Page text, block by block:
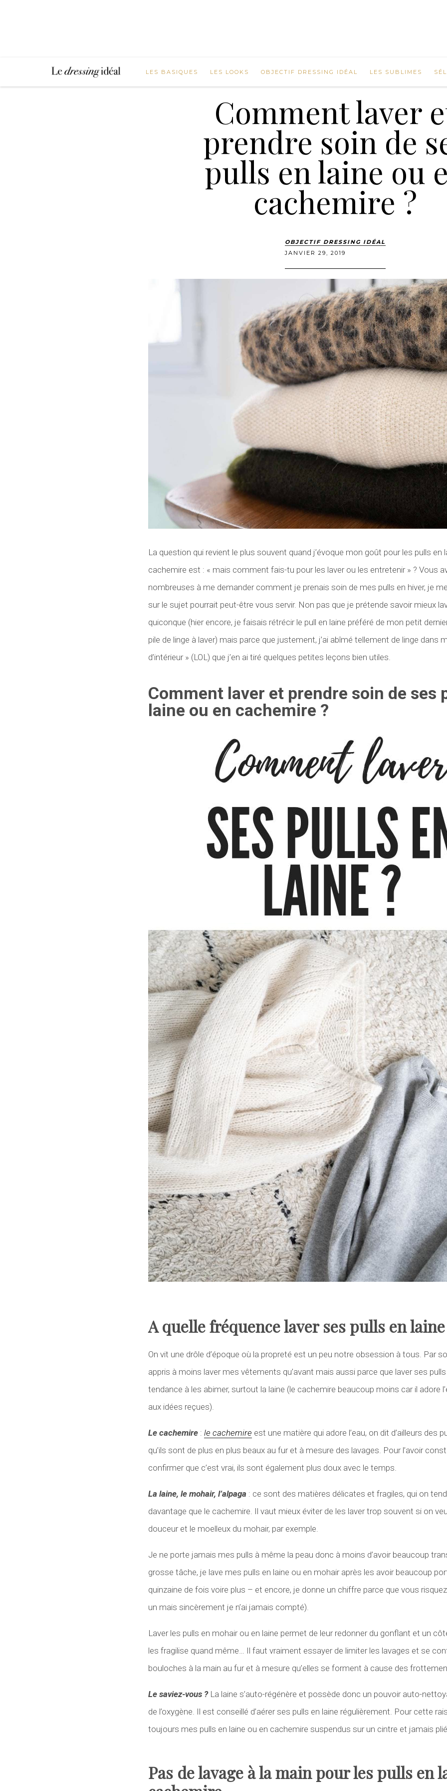
LES BASIQUES LES LOOKS OBJECTIF DRESSING IDÉAL LES SUBLIMES
Comment laver
prendre soin de
pulls en laine ou
cachemire ?
OBJECTIF DRESSING IDÉAL
JANVIER 29, 2019
La question qui revient le plus souvent quand j’évoque mon goût pour les pulls en
cachemire est : « mais comment fais-tu pour les laver ou les entretenir » ? Vous
nombreuses à me demander comment je prenais soin de mes pulls en hiver, je
sur le sujet pourrait peut-être vous servir. Non pas que je prétende savoir mieux
quiconque (hier encore, je faisais rétrécir le pull en laine préféré de mon petit
pile de linge à laver) mais parce que justement, j’ai abîmé tellement de linge dans
d’intérieur » (LOL) que j’en ai tiré quelques petites leçons bien utiles.
Comment laver et prendre soin de ses
laine ou en cachemire ?
A quelle fréquence laver ses pulls en
On vit une drôle d’époque où la propreté est un peu notre obsession à tous. Par
appris à moins laver mes vêtements qu’avant mais aussi parce que laver ses
tendance à les abimer, surtout la laine (le cachemire beaucoup moins car il adore
aux idées reçues).
Le cachemire : le cachemire est une matière qui adore l’eau, on dit d’ailleurs des
qu’ils sont de plus en plus beaux au fur et à mesure des lavages. Pour l’avoir
confirmer que c’est vrai, ils sont également plus doux avec le temps.
La laine, le mohair, l’alpaga : ce sont des matières délicates et fragiles, qui on
davantage que le cachemire. Il vaut mieux éviter de les laver trop souvent si on
douceur et le moelleux du mohair, par exemple.
Je ne porte jamais mes pulls à même la peau donc à moins d’avoir beaucoup
grosse tâche, je lave mes pulls en laine ou en mohair après les avoir beaucoup
quinzaine de fois voire plus – et encore, je donne un chiffre parce que vous
un mais sincèrement je n’ai jamais compté).
Laver les pulls en mohair ou en laine permet de leur redonner du gonflant et un
les fragilise quand même… Il faut vraiment essayer de limiter les lavages et se
bouloches à la main au fur et à mesure qu’elles se forment à cause des
Le saviez-vous ?La laine s’auto-régénère et possède donc un pouvoir auto-
de l’oxygène. Il est conseillé d’aérer ses pulls en laine régulièrement. Pour cette
toujours mes pulls en laine ou en cachemire suspendus sur un cintre et jamais
Pas de lavage à la main pour les pulls en